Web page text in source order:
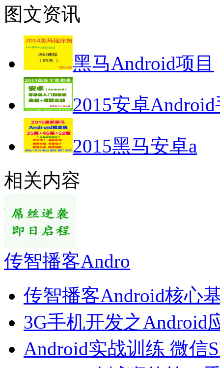
图文资讯
黑马Android项目
2015安卓Android
2015黑马安卓a
相关内容
传智播客Andro
传智播客Android核心
3G手机开发之Android
Android实战训练 微信